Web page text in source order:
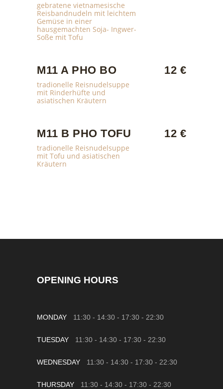
gebratene vietnamesische
Reisbandnudeln mit leichtem
Gemüse in einer
hausgemachten Soja- Ingwer-
Soße mit Tofu
M11 A PHO BO 12 €
tradionelle Reisnudelsuppe
mit Rinderhüfte und
asiatischen Kräutern
M11 B PHO TOFU 12 €
tradionelle Reisnudelsuppe
mit Tofu und asiatischen
Kräutern
OPENING HOURS
MONDAY 11:30 - 14:30 - 17:30 - 22:30
TUESDAY 11:30 - 14:30 - 17:30 - 22:30
WEDNESDAY 11:30 - 14:30 - 17:30 - 22:30
THURSDAY 11:30 - 14:30 - 17:30 - 22:30